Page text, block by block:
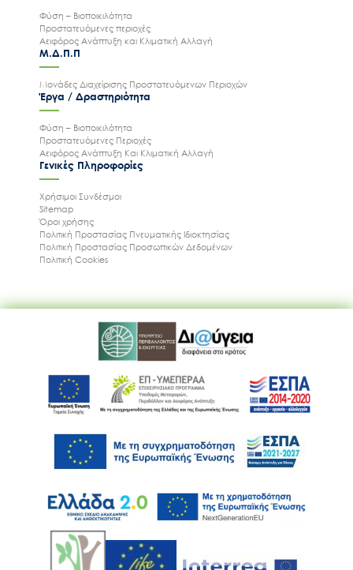
Φύση – Βιοποικιλότητα
Προστατευόμενες περιοχές
Αειφόρος Ανάπτυξη και Κλιματική Αλλαγή
Μ.Δ.Π.Π
Μονάδες Διαχείρισης Προστατευόμενων Περιοχών
Έργα / Δραστηριότητα
Φύση – Βιοποικιλότητα
Προστατευόμενες Περιοχές
Αειφόρος Ανάπτυξη Και Κλιματική Αλλαγή
Γενικές Πληροφορίες
Χρήσιμοι Συνδέσμοι
Sitemap
Όροι χρήσης
Πολιτική Προστασίας Πνευματικής Ιδιοκτησίας
Πολιτική Προστασίας Προσωπικών Δεδομένων
Πολιτική Cookies